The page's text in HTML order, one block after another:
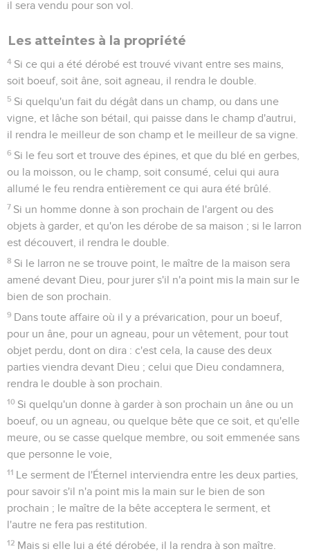
il sera vendu pour son vol.
Les atteintes à la propriété
4 Si ce qui a été dérobé est trouvé vivant entre ses mains,
soit boeuf, soit âne, soit agneau, il rendra le double.
5 Si quelqu'un fait du dégât dans un champ, ou dans une
vigne, et lâche son bétail, qui paisse dans le champ d'autrui,
il rendra le meilleur de son champ et le meilleur de sa vigne.
6 Si le feu sort et trouve des épines, et que du blé en gerbes,
ou la moisson, ou le champ, soit consumé, celui qui aura
allumé le feu rendra entièrement ce qui aura été brûlé.
7 Si un homme donne à son prochain de l'argent ou des
objets à garder, et qu'on les dérobe de sa maison ; si le larron
est découvert, il rendra le double.
8 Si le larron ne se trouve point, le maître de la maison sera
amené devant Dieu, pour jurer s'il n'a point mis la main sur le
bien de son prochain.
9 Dans toute affaire où il y a prévarication, pour un boeuf,
pour un âne, pour un agneau, pour un vêtement, pour tout
objet perdu, dont on dira : c'est cela, la cause des deux
parties viendra devant Dieu ; celui que Dieu condamnera,
rendra le double à son prochain.
10 Si quelqu'un donne à garder à son prochain un âne ou un
boeuf, ou un agneau, ou quelque bête que ce soit, et qu'elle
meure, ou se casse quelque membre, ou soit emmenée sans
que personne le voie,
11 Le serment de l'Éternel interviendra entre les deux parties,
pour savoir s'il n'a point mis la main sur le bien de son
prochain ; le maître de la bête acceptera le serment, et
l'autre ne fera pas restitution.
12 Mais si elle lui a été dérobée, il la rendra à son maître.